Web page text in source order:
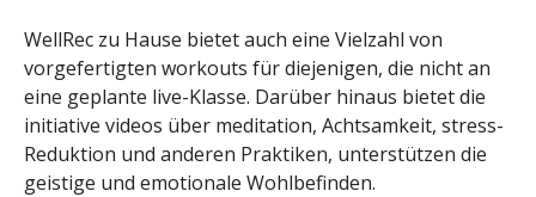
WellRec zu Hause bietet auch eine Vielzahl von
vorgefertigten workouts für diejenigen, die nicht an
eine geplante live-Klasse. Darüber hinaus bietet die
initiative videos über meditation, Achtsamkeit, stress-
Reduktion und anderen Praktiken, unterstützen die
geistige und emotionale Wohlbefinden.